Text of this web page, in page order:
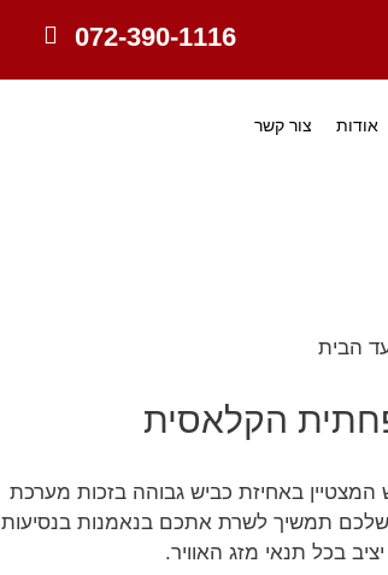
072-390-1116
אודות צור קשר
הקלאסית
באחיזת כביש גבוהה בזכות מערכת
שלכם תמשיך לשרת אתכם בנאמנות בנסיעות
בכל תנאי מזג האוויר.